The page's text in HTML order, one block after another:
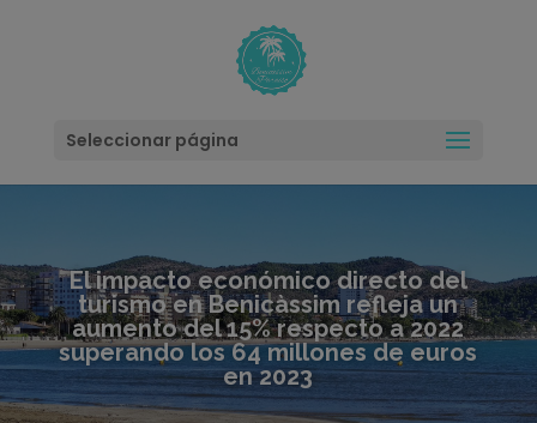
Seleccionar página
El impacto económico directo del
turismo en Benicàssim refleja un
aumento del 15% respecto a 2022
superando los 64 millones de euros
en 2023